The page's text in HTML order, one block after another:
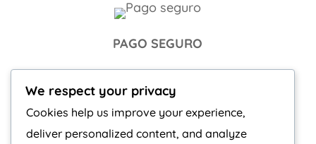
PAGO SEGURO
INFORMACIÓN ADICIONAL
Términos y condiciones
We respect your privacy
Cookies help us improve your experience,
deliver personalized content, and analyze